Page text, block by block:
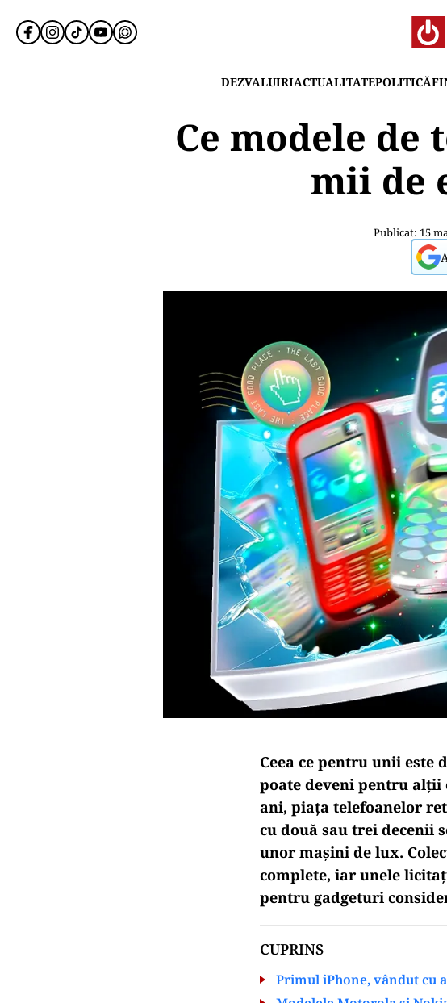
DEZVALUIRIACTUALITATEPOLITICĂ
Ce modele
mii de
Publicat: 15
Ceea ce pentru unii
poate deveni pentru alții
ani, piața telefoanelor
cu două sau trei decenii
unor mașini de lux.
complete, iar unele
pentru gadgeturi
CUPRINS
Primul iPhone, vândut cu